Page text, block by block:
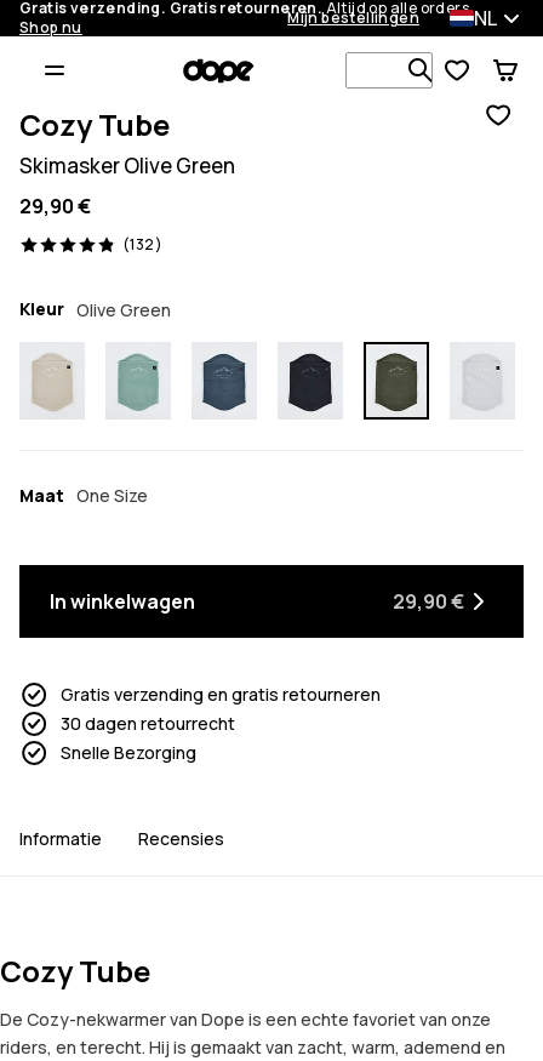
Gratis verzending. Gratis retourneren.Altijd op alle orders.
Shop nu
Mijn bestellingen NL
Zoek in 1
Cozy Tube
Skimasker Olive Green
29,90 €
(132)
132 beoordelingen, 4.9/5
Kleur Olive Green
Maat One Size
In winkelwagen 29,90 €
Gratis verzending en gratis retourneren
30 dagen retourrecht
Snelle Bezorging
Informatie Recensies
Cozy Tube
De Cozy-nekwarmer van Dope is een echte favoriet van onze
riders, en terecht. Hij is gemaakt van zacht, warm, ademend en